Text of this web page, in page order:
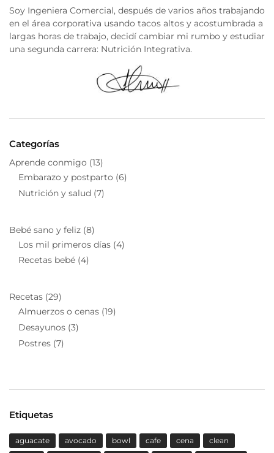
Soy Ingeniera Comercial, después de varios años trabajando
en el área corporativa usando tacos altos y acostumbrada a
largas horas de trabajo, decidí cambiar mi rumbo y estudiar
una segunda carrera: Nutrición Integrativa.
Categorías
Aprende conmigo (13)
Embarazo y postparto (6)
Nutrición y salud (7)
Bebé sano y feliz (8)
Los mil primeros días (4)
Recetas bebé (4)
Recetas (29)
Almuerzos o cenas (19)
Desayunos (3)
Postres (7)
Etiquetas
aguacate avocado bowl cafe cena clean